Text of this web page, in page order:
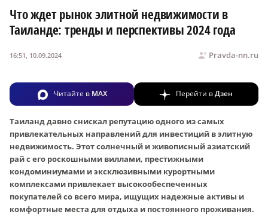
Что ждет рынок элитной недвижимости в
Таиланде: тренды и перспективы 2024 года
Pravda-nn.ru
16:51, 10.09.2024
Читайте в MAX Перейти вДзен
Таиланд давно снискал репутацию одного из самых
привлекательных направлений для инвестиций в элитную
недвижимость. Этот солнечный и живописный азиатский
рай с его роскошными виллами, престижными
кондоминиумами и эксклюзивными курортными
комплексами привлекает высокообеспеченных
покупателей со всего мира, ищущих надежные активы и
комфортные места для отдыха и постоянного проживания.